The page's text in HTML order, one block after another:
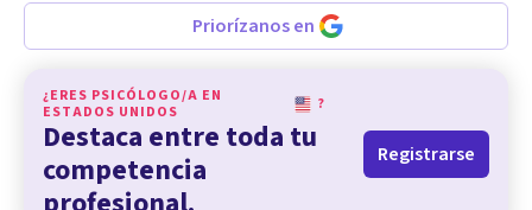
Priorízanos en
¿ERES PSICÓLOGO/A EN
ESTADOS UNIDOS
?
Destaca entre toda tu
competencia
Registrarse